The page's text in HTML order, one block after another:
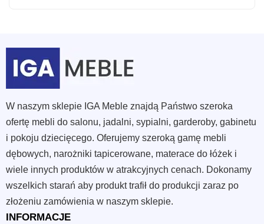
W naszym sklepie IGA Meble znajdą Państwo szeroka
ofertę mebli do salonu, jadalni, sypialni, garderoby, gabinetu
i pokoju dziecięcego. Oferujemy szeroką gamę mebli
dębowych, narożniki tapicerowane, materace do łóżek i
wiele innych produktów w atrakcyjnych cenach. Dokonamy
wszelkich starań aby produkt trafił do produkcji zaraz po
złożeniu zamówienia w naszym sklepie.
INFORMACJE